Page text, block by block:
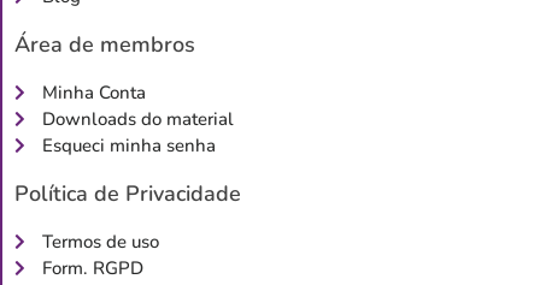
Área de membros
Minha Conta
Downloads do material
Esqueci minha senha
Política de Privacidade
Termos de uso
Form. RGPD